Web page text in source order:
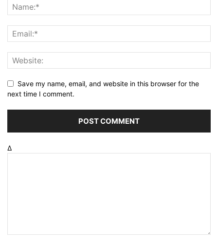
Save my name, email, and website in this browser for the
next time I comment.
Δ